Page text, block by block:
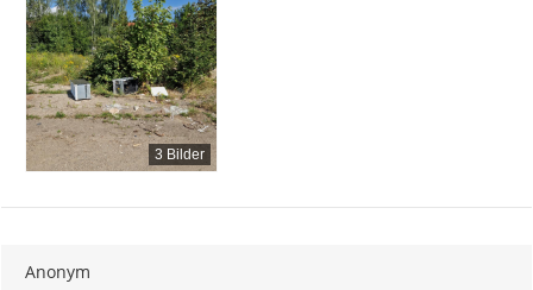
3 Bilder
Anonym